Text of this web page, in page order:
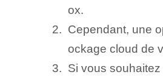
ox.
Cependant, une
ockage cloud de
Si vous